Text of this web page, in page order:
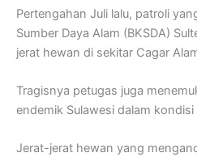
Pertengahan Juli lalu, patroli
Sumber Daya Alam (BKSDA)
jerat hewan di sekitar Cagar
Tragisnya petugas juga
endemik Sulawesi dalam
Jerat-jerat hewan yang